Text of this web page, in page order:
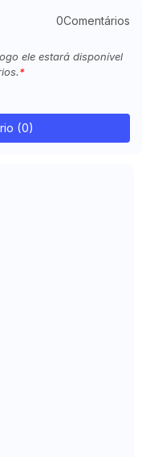
0Comentários
ele estará disponível
(0)